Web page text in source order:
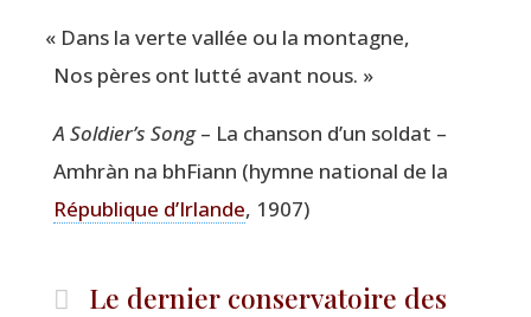
« Dans la verte val­lée ou la montagne,
Nos pères ont lut­té avant nous. »
A Soldier’s Song– La chan­son d’un sol­dat –
Amhràn na bhFiann (hymne natio­nal de la
Répu­blique d’Irlande, 1907)
Le dernier conservatoire des